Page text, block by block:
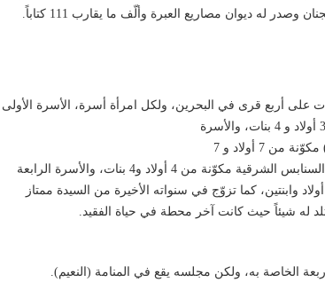
وصدر له ديوان مصاريع العبرة وألّف ما يقارب 111 كتاباً.
على أربع قرى في البحرين، ولكل امرأة أسرة، الأسرة الأولى
أولاد و 4 بنات، والأسرة
الثانية في المنامة (النعيم) مكوّنة من 7 أولاد و 7
بنات، والأسرة الثالثة في السنابس الشرقية مكوّنة من 4 أولاد و4 بنات، والأسرة الرابعة
في سماهيج مكوّنة من 3 أولاد وابنتين، كما تزوّج في سنواته الأخيرة من السيدة ممتاز
تلد له شيئاً حيث كانت آخر محطة في حياة الفقيد.
الخاصة به، ولكن مجلسه يقع في المنامة (النعيم).